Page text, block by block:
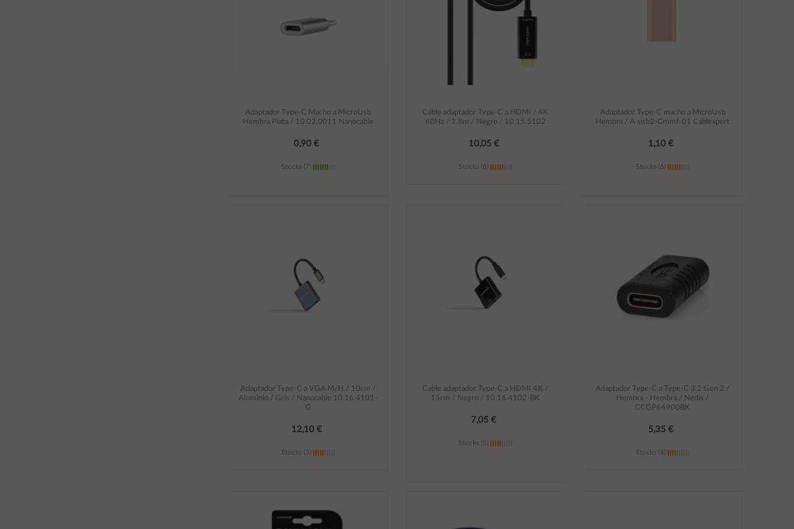
Adaptador Type-C Macho a MicroUsb
Hembra Plata / 10.02.0011 Nanocable
0,90 €
Stocks (7)
Cable adaptador Type-C a HDMI / 4K
60Hz / 1.8m / Negro / 10.15.5102
10,05 €
Stocks (6)
Adaptador Type-C macho a MicroUsb
Hembra / A-usb2-Cmmf-01 Cablexpert
1,10 €
Stocks (6)
Adaptador Type-C a VGA M/H / 10cm /
Aluminio / Gris / Nanocable 10.16.4101-
G
12,10 €
Stocks (5)
Cable adaptador Type-C a HDMI 4K /
15cm / Negro / 10.16.4102-BK
7,05 €
Stocks (5)
Adaptador Type-C a Type-C 3.2 Gen 2 /
Hembra - Hembra / Nedis /
CCGP64900BK
5,35 €
Stocks (4)